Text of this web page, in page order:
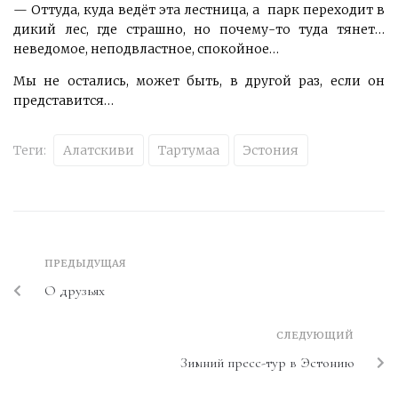
— Оттуда, куда ведёт эта лестница, а парк переходит в
дикий лес, где страшно, но почему-то туда тянет…
неведомое, неподвластное, спокойное…
Мы не остались, может быть, в другой раз, если он
представится…
Теги: Алатскиви Тартумаа Эстония
ПРЕДЫДУЩАЯ
О друзьях
СЛЕДУЮЩИЙ
Зимний пресс-тур в Эстонию